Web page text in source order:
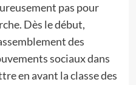
pas pour
Dès le début,
des
sociaux dans
en avant la classe des